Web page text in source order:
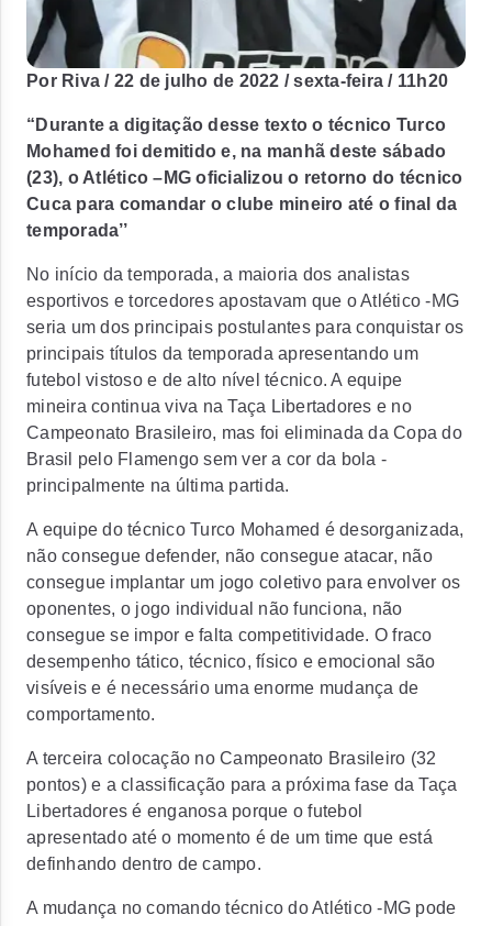
Por Riva / 22 de julho de 2022 / sexta-feira / 11h20
“Durante a digitação desse texto o técnico Turco
Mohamed foi demitido e, na manhã deste sábado
(23), o Atlético –MG oficializou o retorno do técnico
Cuca para comandar o clube mineiro até o final da
temporada’’
No início da temporada, a maioria dos analistas
esportivos e torcedores apostavam que o Atlético -MG
seria um dos principais postulantes para conquistar os
principais títulos da temporada apresentando um
futebol vistoso e de alto nível técnico. A equipe
mineira continua viva na Taça Libertadores e no
Campeonato Brasileiro, mas foi eliminada da Copa do
Brasil pelo Flamengo sem ver a cor da bola -
principalmente na última partida.
A equipe do técnico Turco Mohamed é desorganizada,
não consegue defender, não consegue atacar, não
consegue implantar um jogo coletivo para envolver os
oponentes, o jogo individual não funciona, não
consegue se impor e falta competitividade. O fraco
desempenho tático, técnico, físico e emocional são
visíveis e é necessário uma enorme mudança de
comportamento.
A terceira colocação no Campeonato Brasileiro (32
pontos) e a classificação para a próxima fase da Taça
Libertadores é enganosa porque o futebol
apresentado até o momento é de um time que está
definhando dentro de campo.
A mudança no comando técnico do Atlético -MG pode